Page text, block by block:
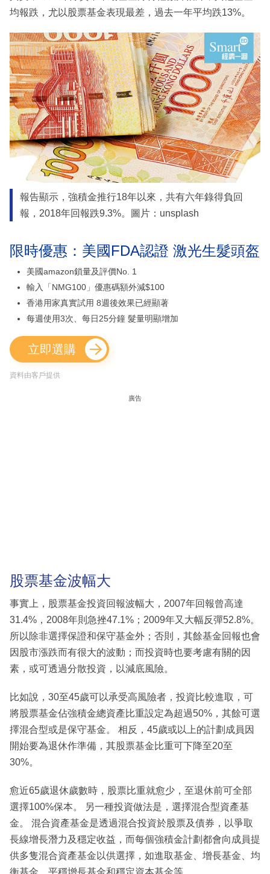
均報跌，尤以股票基金表現最差，過去一年平均跌13%。
報告顯示，強積金推行18年以來，共有六年錄得負回
報，2018年回報跌9.3%。圖片：unsplash
限時優惠：美國FDA認證 激光生髮頭盔
美國amazon鎖量及評價No. 1
輸入「NMG100」優惠碼額外減$100
香港用家真實試用 8週後效果已經顯著
每週使用3次、每日25分鐘 髮量明顯增加
立即選購
資料由客戶提供
廣告
股票基金波幅大
事實上，股票基金投資回報波幅大，2007年回報曾高達
31.4%，2008年則急挫47.1%；2009年又大幅反彈52.8%。
所以除非選擇保證和保守基金外；否則，其餘基金回報也會
因股市漲跌而有很大的波動；而投資時也要考慮有關的因
素，或可透過分散投資，以減底風險。
比如說，30至45歲可以承受高風險者，投資比較進取，可
將股票基金佔強積金總資產比重設定為超過50%，其餘可選
擇混合型或是保守基金。 相反，45歲或以上的計劃成員因
開始要為退休作準備，其股票基金比重可下降至20至
30%。
愈近65歲退休歲數時，股票比重就愈少，至退休前可全部
選擇100%保本。 另一種投資做法是，選擇混合型資產基
金。 混合資產基金是透過混合投資於股票及債券，以爭取
長線增長潛力及穩定收益，而每個強積金計劃都會向成員提
供多隻混合資產基金以供選擇，如進取基金、增長基金、均
衡基金、平穩增長基金和穩定資本基金等。